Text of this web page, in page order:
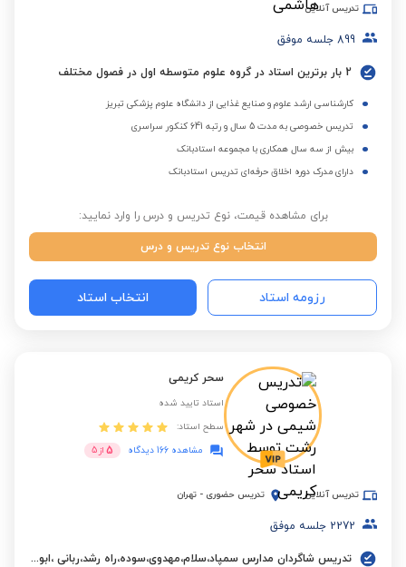
تدریس آنلاین
899 جلسه موفق
2 بار برترین استاد در گروه علوم متوسطه اول در فصول مختلف
کارشناسی ارشد علوم و صنایع غذایی از دانشگاه علوم پزشکی تبریز
تدریس خصوصی به مدت 5 سال و رتبه 641 کنکور سراسری
بیش از سه سال همکاری با مجموعه استادبانک
دارای مدرک دوره اخلاق حرفه‌ای تدریس استادبانک
برای مشاهده قیمت، نوع تدریس و درس را وارد نمایید:
انتخاب نوع تدریس و درس
رزومه استاد انتخاب استاد
سحر کریمی
استاد تایید شده
سطح استاد:
مشاهده 166 دیدگاه
5 از 5
تدریس آنلاین تدریس حضوری - تهران
2272 جلسه موفق
تدریس شاگردان مدارس سمپاد،سلام،مهدوی،سوده،راه رشد،ربانی ،ابوعلی سینا،البرز و مدارس بین المللی.